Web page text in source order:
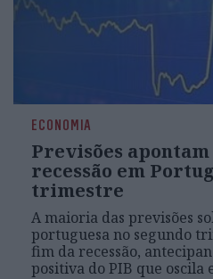
ECONOMIA
Previsões
recessão em
trimestre
A maioria das previsões
portuguesa no segundo
fim da recessão,
positiva do PIB que oscila